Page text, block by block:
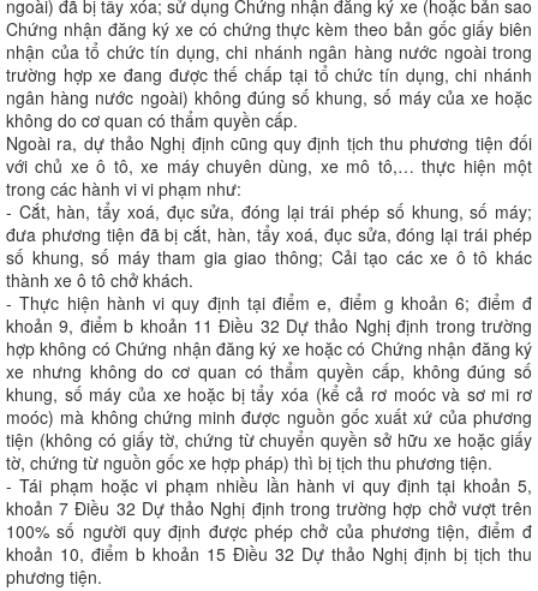
ngoài) đã bị tẩy xóa; sử dụng Chứng nhận đăng ký xe (hoặc bản sao
Chứng nhận đăng ký xe có chứng thực kèm theo bản gốc giấy biên
nhận của tổ chức tín dụng, chi nhánh ngân hàng nước ngoài trong
trường hợp xe đang được thế chấp tại tổ chức tín dụng, chi nhánh
ngân hàng nước ngoài) không đúng số khung, số máy của xe hoặc
không do cơ quan có thẩm quyền cấp.
Ngoài ra, dự thảo Nghị định cũng quy định tịch thu phương tiện đối
với chủ xe ô tô, xe máy chuyên dùng, xe mô tô,… thực hiện một
trong các hành vi vi phạm như:
- Cắt, hàn, tẩy xoá, đục sửa, đóng lại trái phép số khung, số máy;
đưa phương tiện đã bị cắt, hàn, tẩy xoá, đục sửa, đóng lại trái phép
số khung, số máy tham gia giao thông; Cải tạo các xe ô tô khác
thành xe ô tô chở khách.
- Thực hiện hành vi quy định tại điểm e, điểm g khoản 6; điểm đ
khoản 9, điểm b khoản 11 Điều 32 Dự thảo Nghị định trong trường
hợp không có Chứng nhận đăng ký xe hoặc có Chứng nhận đăng ký
xe nhưng không do cơ quan có thẩm quyền cấp, không đúng số
khung, số máy của xe hoặc bị tẩy xóa (kể cả rơ moóc và sơ mi rơ
moóc) mà không chứng minh được nguồn gốc xuất xứ của phương
tiện (không có giấy tờ, chứng từ chuyển quyền sở hữu xe hoặc giấy
tờ, chứng từ nguồn gốc xe hợp pháp) thì bị tịch thu phương tiện.
- Tái phạm hoặc vi phạm nhiều lần hành vi quy định tại khoản 5,
khoản 7 Điều 32 Dự thảo Nghị định trong trường hợp chở vượt trên
100% số người quy định được phép chở của phương tiện, điểm đ
khoản 10, điểm b khoản 15 Điều 32 Dự thảo Nghị định bị tịch thu
phương tiện.